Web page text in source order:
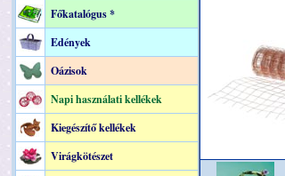
Főkatalógus *
Edények
Oázisok
Napi használati kellékek
Kiegészítő kellékek
Virágkötészet